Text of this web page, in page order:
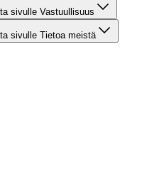
sivulle Vastuullisuus
sivulle Tietoa meistä